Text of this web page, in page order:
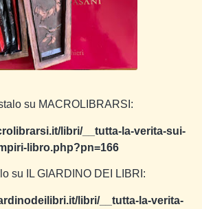
su MACROLIBRARSI:
libri/__tutta-la-verita-sui-
libro.php?pn=166
su IL GIARDINO DEI LIBRI:
libri/__tutta-la-verita-